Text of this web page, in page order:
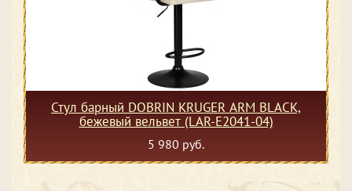
Стул барный DOBRIN KRUGER ARM BLACK,
бежевый вельвет (LAR-E2041-04)
5 980 руб.